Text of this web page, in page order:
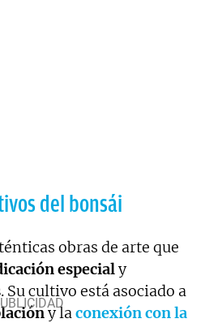
del bonsái
obras de arte que
especialy
. Su cultivo está asociado a
y laconexión con la